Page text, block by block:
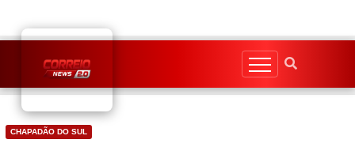
content
CHAPADÃO DO SUL